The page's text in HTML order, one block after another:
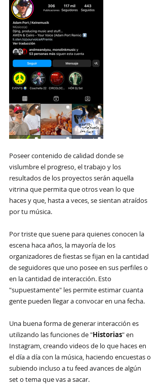
Poseer contenido de calidad donde se
vislumbre el progreso, el trabajo y los
resultados de los proyectos serán aquella
vitrina que permita que otros vean lo que
haces y que, hasta a veces, se sientan atraídos
por tu música.
Por triste que suene para quienes conocen la
escena haca años, la mayoría de los
organizadores de fiestas se fijan en la cantidad
de seguidores que uno posee en sus perfiles o
en la cantidad de interacción. Esto
"supuestamente" les permite estimar cuanta
gente pueden llegar a convocar en una fecha.
Una buena forma de generar interacción es
utilizando las funciones de "Historias" en
Instagram, creando videos de lo que haces en
el día a día con la música, haciendo encuestas o
subiendo incluso a tu feed avances de algún
set o tema que vas a sacar.